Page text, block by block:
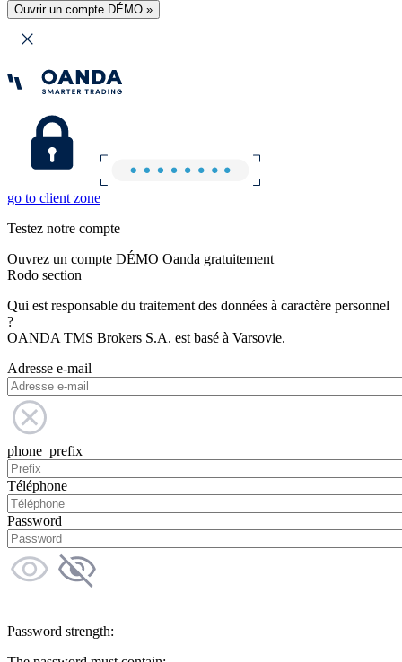
Ouvrir un compte DÉMO »
go to client zone
Testez notre compte
Ouvrez un compte DÉMO Oanda gratuitement
Rodo section
Qui est responsable du traitement des données à caractère personnel
?
OANDA TMS Brokers S.A. est basé à Varsovie.
Adresse e-mail
phone_prefix
Téléphone
Password
Password strength: